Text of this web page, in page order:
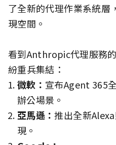
了全新的代理作業系統層
現空間。
看到Anthropic代理服務
紛重兵集結：
微軟： 宣布Agent 365
辦公場景。
亞馬遜：推出全新
現。